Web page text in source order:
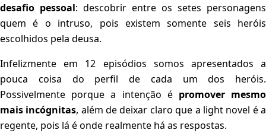
desafio pessoal: descobrir entre os setes personagens
quem é o intruso, pois existem somente seis heróis
escolhidos pela deusa.
Infelizmente em 12 episódios somos apresentados a
pouca coisa do perfil de cada um dos heróis.
Possivelmente porque a intenção é promover mesmo
mais incógnitas, além de deixar claro que a light novel é a
regente, pois lá é onde realmente há as respostas.